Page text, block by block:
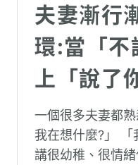
夫妻漸行
環:當「不
上「說了
一個很多夫妻都
我在想什麼?」
講很幼稚、很情緒